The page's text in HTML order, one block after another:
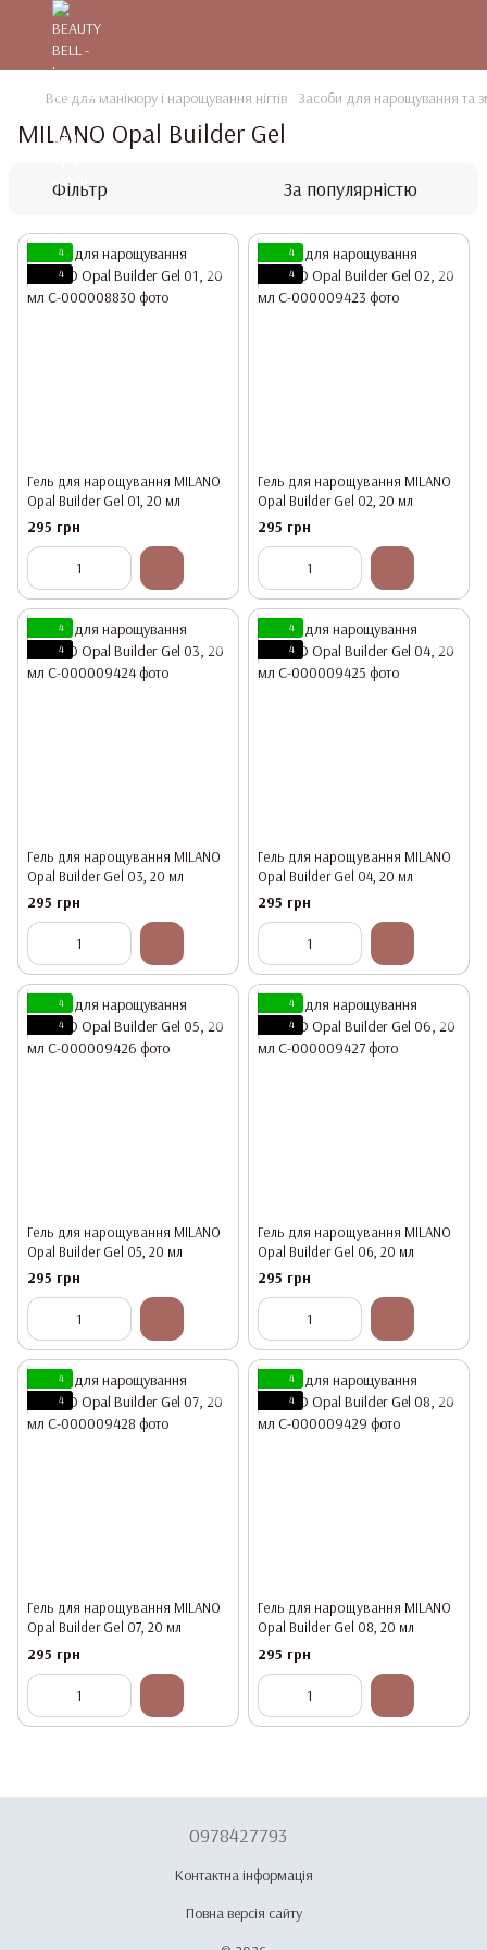
Все для манікюру і нарощування нігтів Засоби для нарощування та
MILANO Opal Builder Gel
Фільтр За популярністю
4
4
Гель для нарощування MILANO
Opal Builder Gel 01, 20 мл
295 грн
4
4
Гель для нарощування MILANO
Opal Builder Gel 02, 20 мл
295 грн
4
4
Гель для нарощування MILANO
Opal Builder Gel 03, 20 мл
295 грн
4
4
Гель для нарощування MILANO
Opal Builder Gel 04, 20 мл
295 грн
4
4
Гель для нарощування MILANO
Opal Builder Gel 05, 20 мл
295 грн
4
4
Гель для нарощування MILANO
Opal Builder Gel 06, 20 мл
295 грн
4
4
Гель для нарощування MILANO
Opal Builder Gel 07, 20 мл
295 грн
4
4
Гель для нарощування MILANO
Opal Builder Gel 08, 20 мл
295 грн
0978427793
Контактна інформація
Повна версія сайту